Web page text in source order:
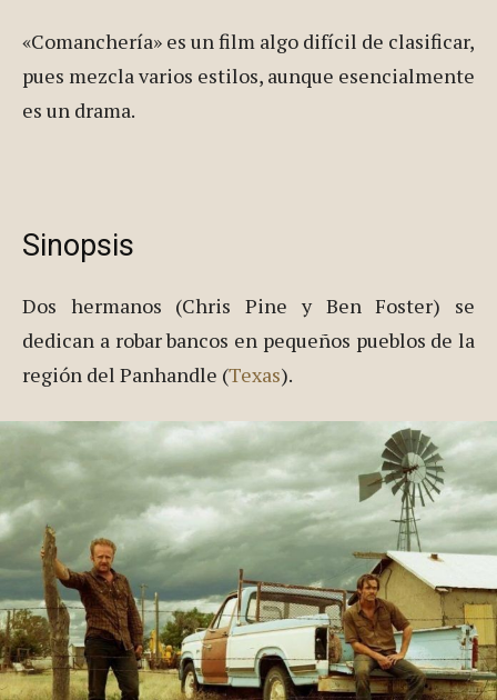
«Comanchería» es un film algo difícil de clasificar,
pues mezcla varios estilos, aunque esencialmente
es un drama.
Sinopsis
Dos hermanos (Chris Pine y Ben Foster) se
dedican a robar bancos en pequeños pueblos de la
región del Panhandle (Texas).